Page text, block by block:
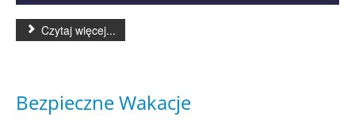
Czytaj więcej...
Bezpieczne Wakacje